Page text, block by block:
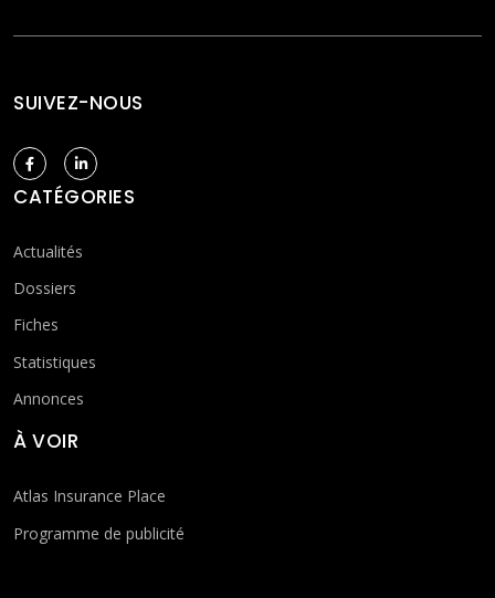
SUIVEZ-NOUS
CATÉGORIES
Actualités
Dossiers
Fiches
Statistiques
Annonces
À VOIR
Atlas Insurance Place
Programme de publicité